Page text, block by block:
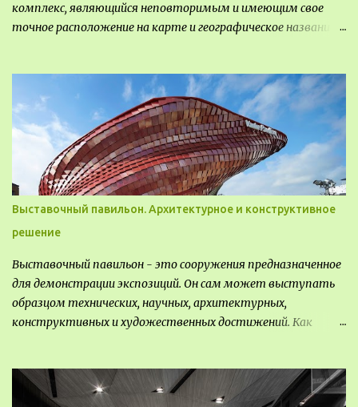
комплекс, являющийся неповторимым и имеющим свое
точное расположение на карте и географическое название.
видом деятельность происходящей на них. Одни
используют в качестве выращивания агрокультур. Другие
для строительства населенных пунктов и т.д.
Выставочный павильон. Архитектурное и конструктивное
решение
Выставочный павильон - это сооружения предназначенное
для демонстрации экспозиций. Он сам может выступать
образцом технических, научных, архитектурных,
конструктивных и художественных достижений. Как
универсальные тематические временные постоянные
передвижные стационарные Назначение выставочных